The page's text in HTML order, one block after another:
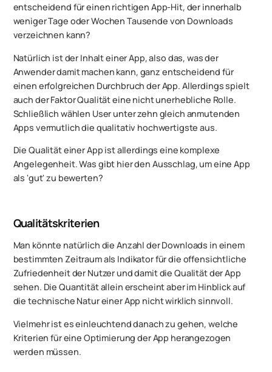
entscheidend für einen richtigen App-Hit, der innerhalb
weniger Tage oder Wochen Tausende von Downloads
verzeichnen kann?
Natürlich ist der Inhalt einer App, also das, was der
Anwender damit machen kann, ganz entscheidend für
einen erfolgreichen Durchbruch der App. Allerdings spielt
auch der Faktor Qualität eine nicht unerhebliche Rolle.
Schließlich wählen User unter zehn gleich anmutenden
Apps vermutlich die qualitativ hochwertigste aus.
Die Qualität einer App ist allerdings eine komplexe
Angelegenheit. Was gibt hier den Ausschlag, um eine App
als 'gut' zu bewerten?
Qualitätskriterien
Man könnte natürlich die Anzahl der Downloads in einem
bestimmten Zeitraum als Indikator für die offensichtliche
Zufriedenheit der Nutzer und damit die Qualität der App
sehen. Die Quantität allein erscheint aber im Hinblick auf
die technische Natur einer App nicht wirklich sinnvoll.
Vielmehr ist es einleuchtend danach zu gehen, welche
Kriterien für eine Optimierung der App herangezogen
werden müssen.